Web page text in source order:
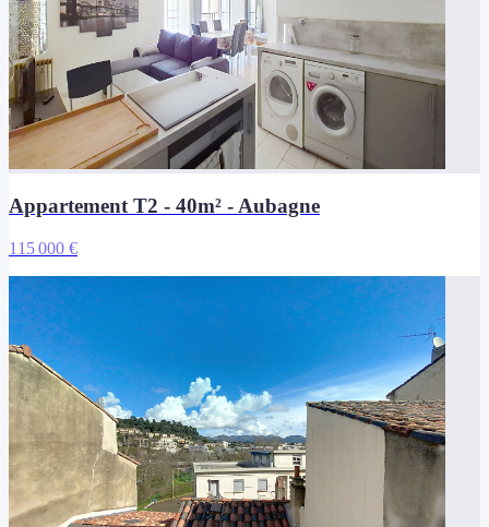
Appartement T2 - 40m² - Aubagne
115 000 €